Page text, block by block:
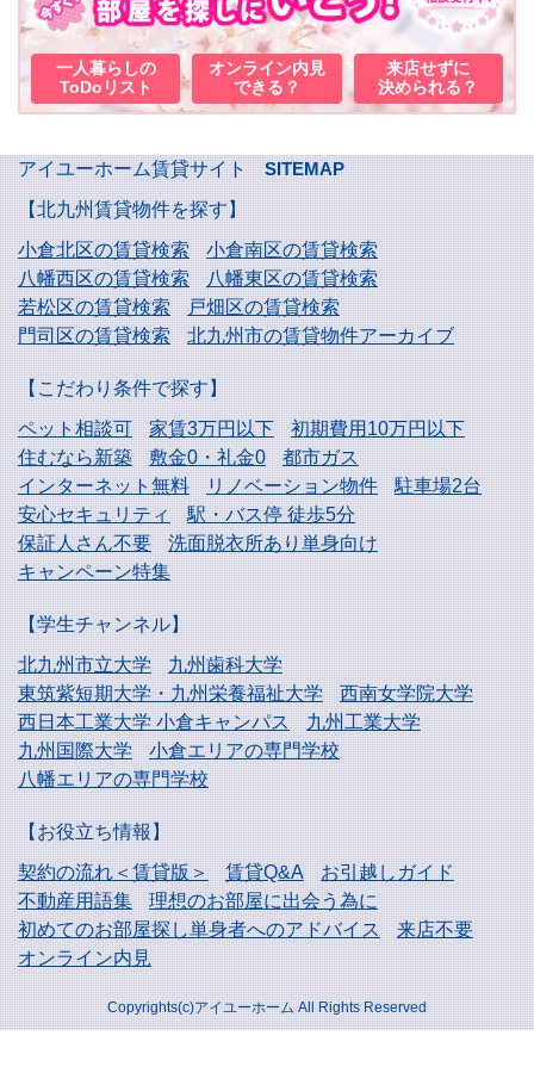
一人暮らしの
ToDoリスト
オンライン内見
できる？
来店せずに
決められる？
アイユーホーム賃貸サイト
SITEMAP
【北九州賃貸物件を探す】
小倉北区の賃貸検索
小倉南区の賃貸検索
八幡西区の賃貸検索
八幡東区の賃貸検索
若松区の賃貸検索
戸畑区の賃貸検索
門司区の賃貸検索
北九州市の賃貸物件アーカイブ
【こだわり条件で探す】
ペット相談可
家賃3万円以下
初期費用10万円以下
住むなら新築
敷金0・礼金0
都市ガス
インターネット無料
リノベーション物件
駐車場2台
安心セキュリティ
駅・バス停 徒歩5分
保証人さん不要
洗面脱衣所あり単身向け
キャンペーン特集
【学生チャンネル】
北九州市立大学
九州歯科大学
東筑紫短期大学・九州栄養福祉大学
西南女学院大学
西日本工業大学小倉キャンパス
九州工業大学
九州国際大学
小倉エリアの専門学校
八幡エリアの専門学校
【お役立ち情報】
契約の流れ＜賃貸版＞
賃貸Q&A
お引越しガイド
不動産用語集
理想のお部屋に出会う為に
初めてのお部屋探し単身者へのアドバイス
来店不要
オンライン内見
Copyrights(c)アイユーホーム All Rights Reserved